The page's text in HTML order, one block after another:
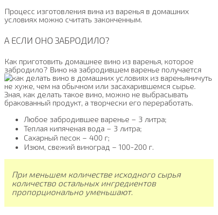
Процесс изготовления вина из варенья в домашних
условиях можно считать законченным.
А ЕСЛИ ОНО ЗАБРОДИЛО?
Как приготовить домашнее вино из варенья, которое
забродило? Вино на забродившем варенье получается
ничуть
не хуже, чем на обычном или засахарившемся сырье.
Зная, как делать такое вино, можно не выбрасывать
бракованный продукт, а творчески его переработать.
Любое забродившее варенье – 3 литра;
Теплая кипяченая вода – 3 литра;
Сахарный песок – 400 г;
Изюм, свежий виноград – 100-200 г.
При меньшем количестве исходного сырья
количество остальных ингредиентов
пропорционально уменьшают.